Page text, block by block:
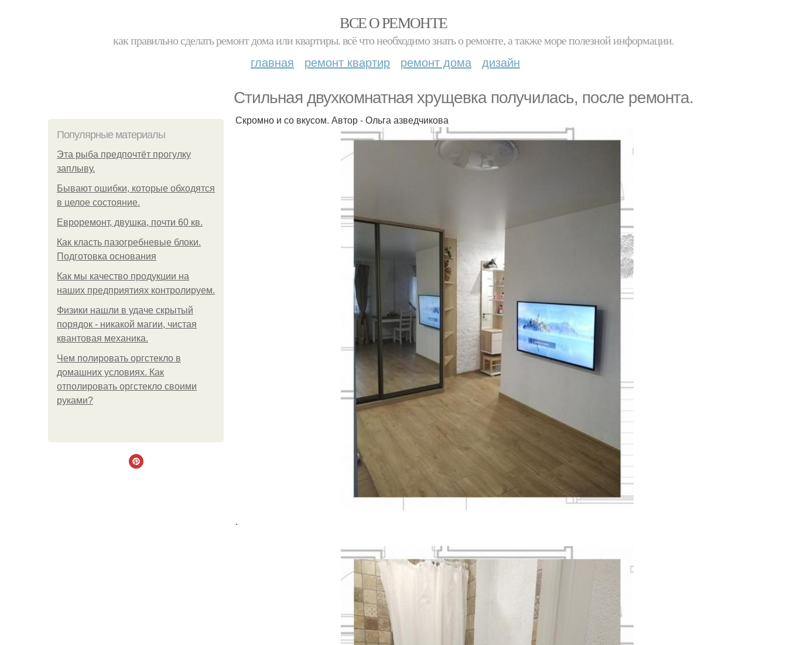
ВСЕ О РЕМОНТЕ
как правильно сделать ремонт дома или квартиры. всё что необходимо знать о ремонте, а также море полезной информации.
главная ремонт квартир ремонт дома дизайн
Стильная двухкомнатная хрущевка получилась, после ремонта.
Популярные материалы
Эта рыба предпочтёт прогулку
заплыву.
Бывают ошибки, которые обходятся
в целое состояние.
Евроремонт, двушка, почти 60 кв.
Как класть пазогребневые блоки.
Подготовка основания
Как мы качество продукции на
наших предприятиях контролируем.
Физики нашли в удаче скрытый
порядок - никакой магии, чистая
квантовая механика.
Чем полировать оргстекло в
домашних условиях. Как
отполировать оргстекло своими
руками?
Скромно и со вкусом. Автор - Ольга азведчикова
.